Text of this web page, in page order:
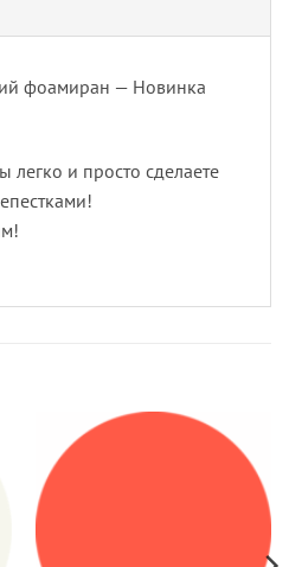
фоамиран — Новинка
легко и просто сделаете